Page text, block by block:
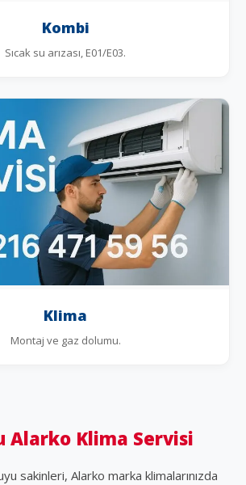
Kombi
Sıcak su arızası, E01/E03.
Klima
Montaj ve gaz dolumu.
Alarko Klima Servisi
sakinleri, Alarko marka klimalarınızda